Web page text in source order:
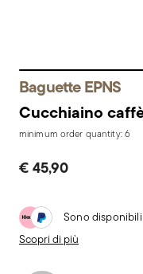
Baguette EPNS
Cucchiaino
minimum order quantity: 6
€ 45,90
Sono
Scopri di più